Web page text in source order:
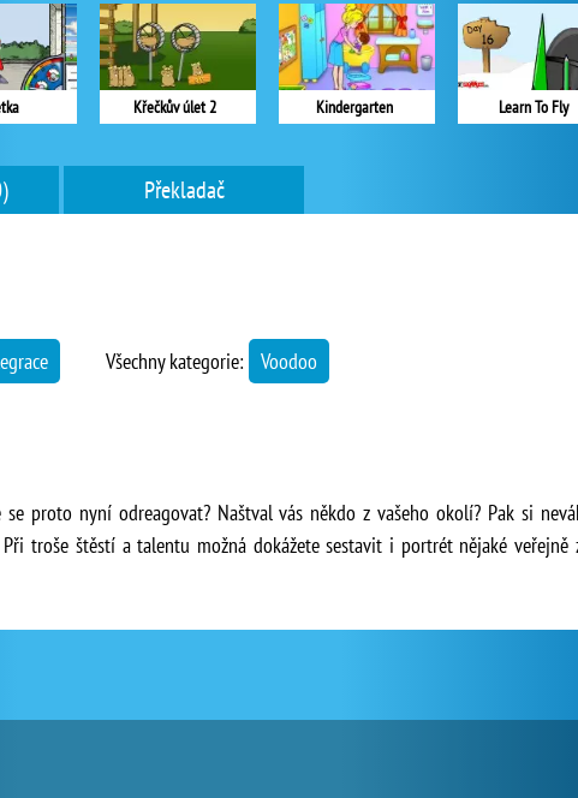
Křečkův úlet 2 Kindergarten Learn To Fly
Překladač
Všechny kategorie: Voodoo
proto nyní odreagovat? Naštval vás někdo z vašeho okolí? Pak si
troše štěstí a talentu možná dokážete sestavit i portrét nějaké veřejně